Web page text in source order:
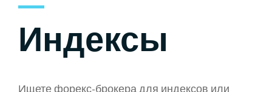
Индексы